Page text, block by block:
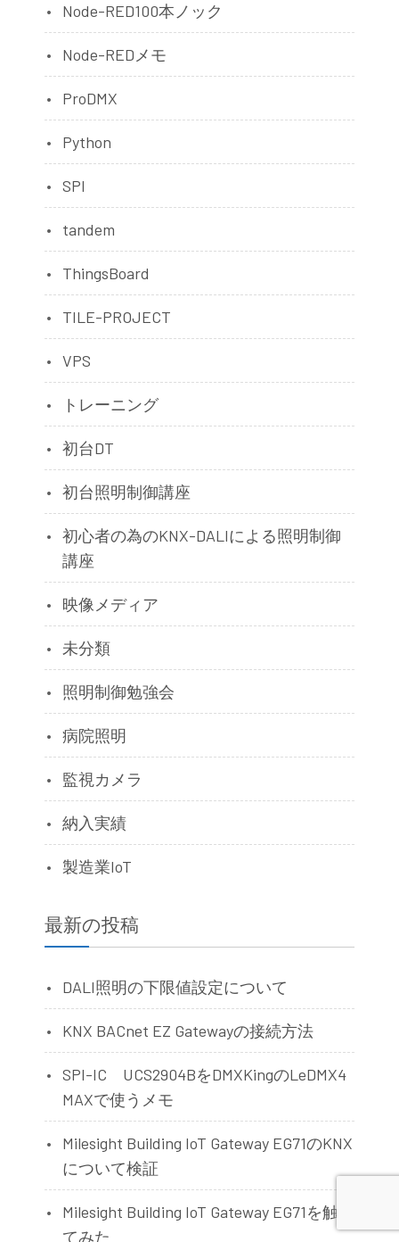
Node-RED100本ノック
Node-REDメモ
ProDMX
Python
SPI
tandem
ThingsBoard
TILE-PROJECT
VPS
トレーニング
初台DT
初台照明制御講座
初心者の為のKNX-DALIによる照明制御
講座
映像メディア
未分類
照明制御勉強会
病院照明
監視カメラ
納入実績
製造業IoT
最新の投稿
DALI照明の下限値設定について
KNX BACnet EZ Gatewayの接続方法
SPI-IC UCS2904BをDMXKingのLeDMX4
MAXで使うメモ
Milesight Building IoT Gateway EG71のKNX
について検証
Milesight Building IoT Gateway EG71を触っ
てみた